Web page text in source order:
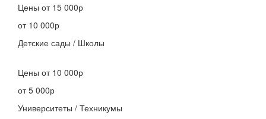
Цены от 15 000р
от 10 000р
Детские сады / Школы
Цены от 10 000р
от 5 000р
Университеты / Техникумы